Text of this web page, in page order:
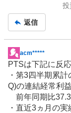
投
返信
掲
示
記
acm*****
PTSは下記に反応
・第3四半期累
Q)の連結経常利
前年同期比37.3
・直近3ヵ月の